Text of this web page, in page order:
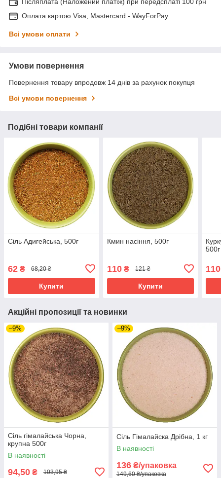
Післяплата (Наложений платіж) при передсплаті 100 грн
Оплата картою Visa, Mastercard - WayForPay
Всі умови оплати
Умови повернення
Повернення товару впродовж 14 днів за рахунок покупця
Всі умови повернення
Подібні товари компанії
Сіль Адигейська, 500г
62 ₴ 68,20 ₴
Купити
Кмин насіння, 500г
110₴ 121 ₴
Купити
500г
110
Акційні пропозиції та новинки
–9%
Сіль гімалайська Чорна,
крупна 500г
В наявності
94,50 ₴ 103,95 ₴
–9%
Сіль Гімалайска Дрібна, 1 кг
В наявності
136 ₴/упаковка
149,60 ₴/упаковка